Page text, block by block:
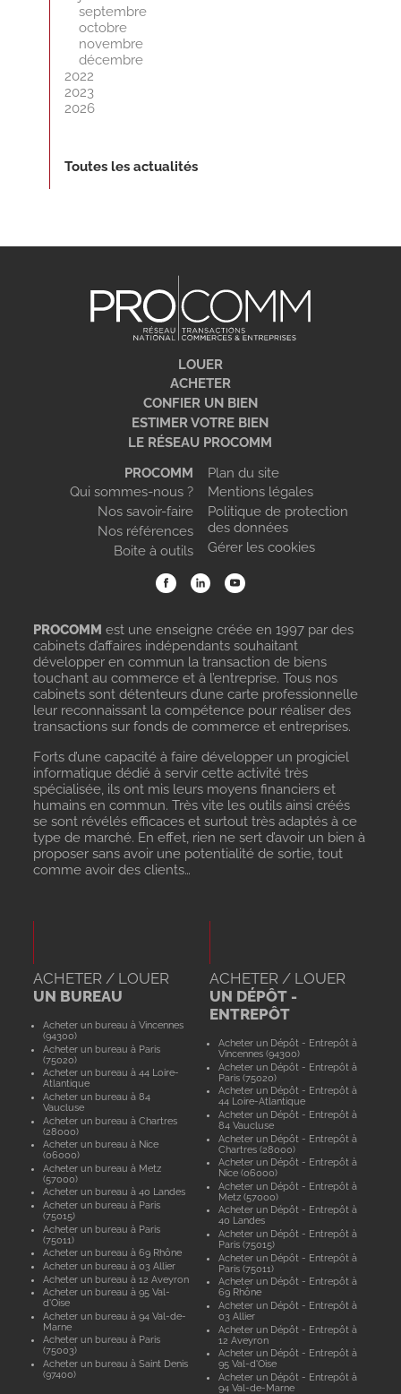
septembre
octobre
novembre
décembre
2022
2023
2026
Toutes les actualités
LOUER
ACHETER
CONFIER UN BIEN
ESTIMER VOTRE BIEN
LE RÉSEAU PROCOMM
PROCOMM
Qui sommes-nous ?
Nos savoir-faire
Nos références
Boite à outils
Plan du site
Mentions légales
Politique de protection
des données
Gérer les cookies
PROCOMM est une enseigne créée en 1997 par des
cabinets d’affaires indépendants souhaitant
développer en commun la transaction de biens
touchant au commerce et à l’entreprise. Tous nos
cabinets sont détenteurs d’une carte professionnelle
leur reconnaissant la compétence pour réaliser des
transactions sur fonds de commerce et entreprises.
Forts d’une capacité à faire développer un progiciel
informatique dédié à servir cette activité très
spécialisée, ils ont mis leurs moyens financiers et
humains en commun. Très vite les outils ainsi créés
se sont révélés efficaces et surtout très adaptés à ce
type de marché. En effet, rien ne sert d’avoir un bien à
proposer sans avoir une potentialité de sortie, tout
comme avoir des clients…
ACHETER / LOUER
UN BUREAU
Acheter un bureau à Vincennes
(94300)
Acheter un bureau à Paris
(75020)
Acheter un bureau à 44 Loire-
Atlantique
Acheter un bureau à 84
Vaucluse
Acheter un bureau à Chartres
(28000)
Acheter un bureau à Nice
(06000)
Acheter un bureau à Metz
(57000)
Acheter un bureau à 40 Landes
Acheter un bureau à Paris
(75015)
Acheter un bureau à Paris
(75011)
Acheter un bureau à 69 Rhône
Acheter un bureau à 03 Allier
Acheter un bureau à 12 Aveyron
Acheter un bureau à 95 Val-
d'Oise
Acheter un bureau à 94 Val-de-
Marne
Acheter un bureau à Paris
(75003)
Acheter un bureau à Saint Denis
(97400)
ACHETER / LOUER
UN DÉPÔT -
ENTREPÔT
Acheter un Dépôt - Entrepôt à
Vincennes (94300)
Acheter un Dépôt - Entrepôt à
Paris (75020)
Acheter un Dépôt - Entrepôt à
44 Loire-Atlantique
Acheter un Dépôt - Entrepôt à
84 Vaucluse
Acheter un Dépôt - Entrepôt à
Chartres (28000)
Acheter un Dépôt - Entrepôt à
Nice (06000)
Acheter un Dépôt - Entrepôt à
Metz (57000)
Acheter un Dépôt - Entrepôt à
40 Landes
Acheter un Dépôt - Entrepôt à
Paris (75015)
Acheter un Dépôt - Entrepôt à
Paris (75011)
Acheter un Dépôt - Entrepôt à
69 Rhône
Acheter un Dépôt - Entrepôt à
03 Allier
Acheter un Dépôt - Entrepôt à
12 Aveyron
Acheter un Dépôt - Entrepôt à
95 Val-d'Oise
Acheter un Dépôt - Entrepôt à
94 Val-de-Marne